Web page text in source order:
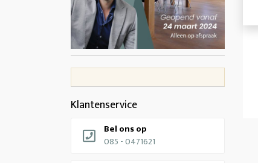
Klantenservice
Bel ons op
085 - 0471621